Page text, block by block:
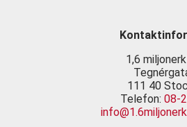
1,6
111 40
Telefon:08-